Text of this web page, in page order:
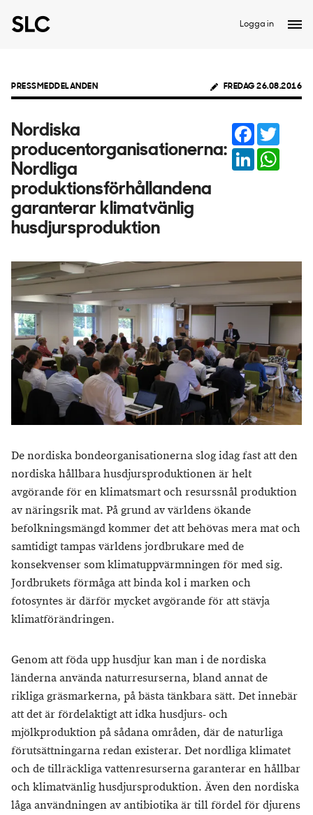
Logga in
PRESSMEDDELANDEN FREDAG 26.08.2016
Nordiska
producentorganisationerna:
Nordliga
produktionsförhållandena
garanterar klimatvänlig
husdjursproduktion
Facebook
LinkedIn
De nordiska bondeorganisationerna slog idag fast att den
nordiska hållbara husdjursproduktionen är helt
avgörande för en klimatsmart och resurssnål produktion
av näringsrik mat. På grund av världens ökande
befolkningsmängd kommer det att behövas mera mat och
samtidigt tampas världens jordbrukare med de
konsekvenser som klimatuppvärmningen för med sig.
Jordbrukets förmåga att binda kol i marken och
fotosyntes är därför mycket avgörande för att stävja
klimatförändringen.
Genom att föda upp husdjur kan man i de nordiska
länderna använda naturresurserna, bland annat de
rikliga gräsmarkerna, på bästa tänkbara sätt. Det innebär
att det är fördelaktigt att idka husdjurs- och
mjölkproduktion på sådana områden, där de naturliga
förutsättningarna redan existerar. Det nordliga klimatet
och de tillräckliga vattenresurserna garanterar en hållbar
och klimatvänlig husdjursproduktion. Även den nordiska
låga användningen av antibiotika är till fördel för djurens